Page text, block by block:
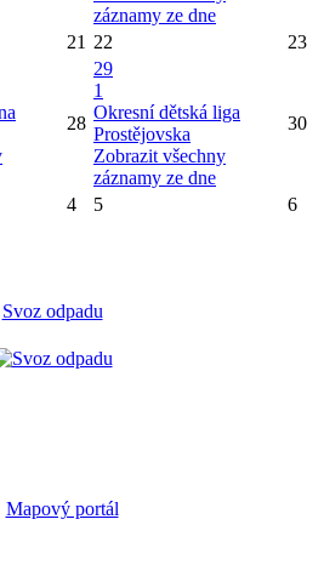
záznamy ze dne
21 22 23
28
29
1
Okresní dětská liga
Prostějovska
Zobrazit všechny
záznamy ze dne
30
4 5 6
Svoz odpadu